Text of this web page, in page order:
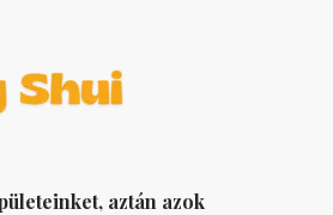
aztán azok